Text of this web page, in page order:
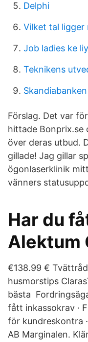
Delphi
Vilket tal ligger
Job ladies ke
Teknikens
Förslag. Det var
hittade Bonprix.se
över deras utbud.
gillade! Jag gillar
ögonlaserklinik
vänners
Har du
Alektum
€138.99 €
husmorstips
bästa
fått inkassokrav ·
för kundreskontra
AB Marginalen.